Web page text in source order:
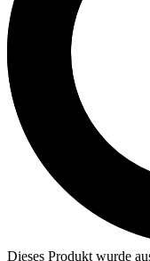
Dieses Produkt wurde